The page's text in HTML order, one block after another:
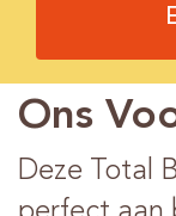
Ons
Deze Total